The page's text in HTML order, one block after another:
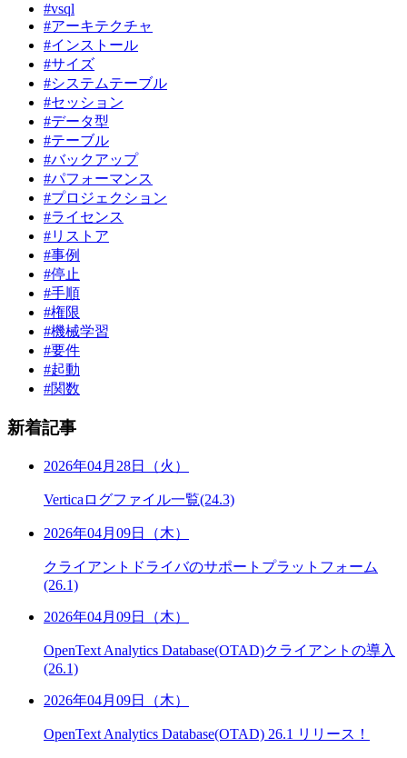
#vsql
#アーキテクチャ
#インストール
#サイズ
#システムテーブル
#セッション
#データ型
#テーブル
#バックアップ
#パフォーマンス
#プロジェクション
#ライセンス
#リストア
#事例
#停止
#手順
#権限
#機械学習
#要件
#起動
#関数
新着記事
2026年04月28日（火）
Verticaログファイル一覧(24.3)
2026年04月09日（木）
クライアントドライバのサポートプラットフォーム
(26.1)
2026年04月09日（木）
OpenText Analytics Database(OTAD)クライアントの導入
(26.1)
2026年04月09日（木）
OpenText Analytics Database(OTAD) 26.1 リリース！